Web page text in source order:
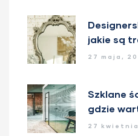
jakie są
27 maja,
Szklane
gdzie
27